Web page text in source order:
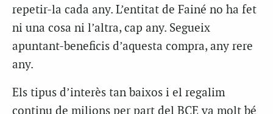
repetir-la cada any. L’entitat de Fainé no ha fet
ni una cosa ni l’altra, cap any. Segueix
apuntant-beneficis d’aquesta compra, any rere
any.
Els tipus d’interès tan baixos i el regalim